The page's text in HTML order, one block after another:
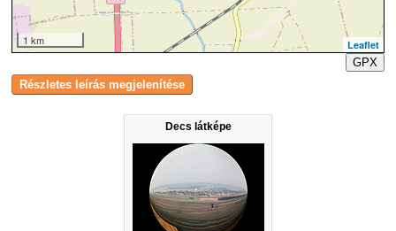
Decs látképe
1 km
Leaflet
GPX